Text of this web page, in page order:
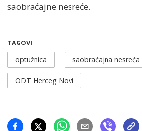
saobraćajne nesreće.
TAGOVI
optužnica saobraćajna nesreća
ODT Herceg Novi